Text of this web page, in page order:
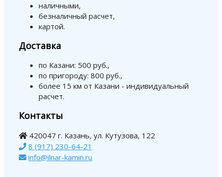
наличными,
безналичный расчет,
картой.
Доставка
по Казани: 500 руб.,
по пригороду: 800 руб.,
более 15 км от Казани - индивидуальный
расчет.
Контакты
420047 г. Казань, ул. Кутузова, 122
8 (917) 230-64-21
info@ilnar-kamin.ru